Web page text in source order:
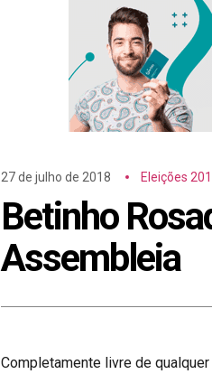
27 de julho de 2018 Eleições
Betinho
Assembleia
Completamente livre de